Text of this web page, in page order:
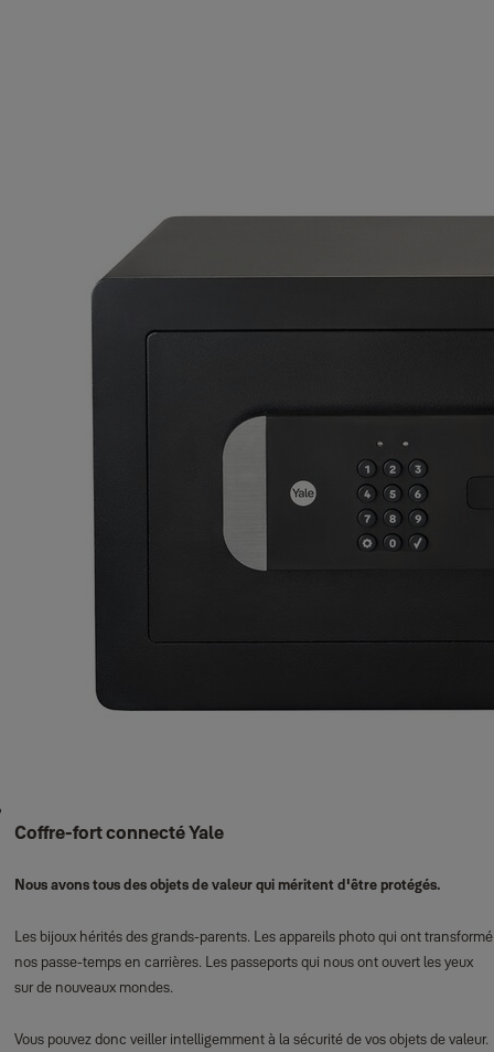
Coffre-fort connecté Yale
Nous avons tous des objets de valeur qui méritent d'être protégés.
Les bijoux hérités des grands-parents. Les appareils photo qui ont transformé
nos passe-temps en carrières. Les passeports qui nous ont ouvert les yeux
sur de nouveaux mondes.
Vous pouvez donc veiller intelligemment à la sécurité de vos objets de valeur.